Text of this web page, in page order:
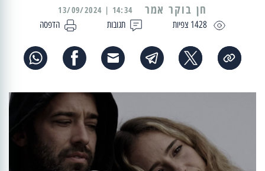
1428 צפיות תגובות הדפסה
14:34 | 13/09/2024